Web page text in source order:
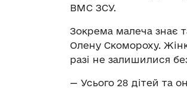
ВМС ЗСУ.
Зокрема малеча знає
Олену Скомороху.
разі не залишилися
— Усього 28 дітей та